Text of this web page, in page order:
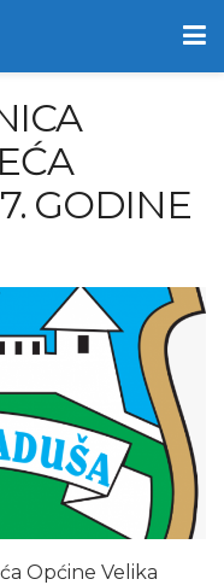
GODINE
Općine Velika